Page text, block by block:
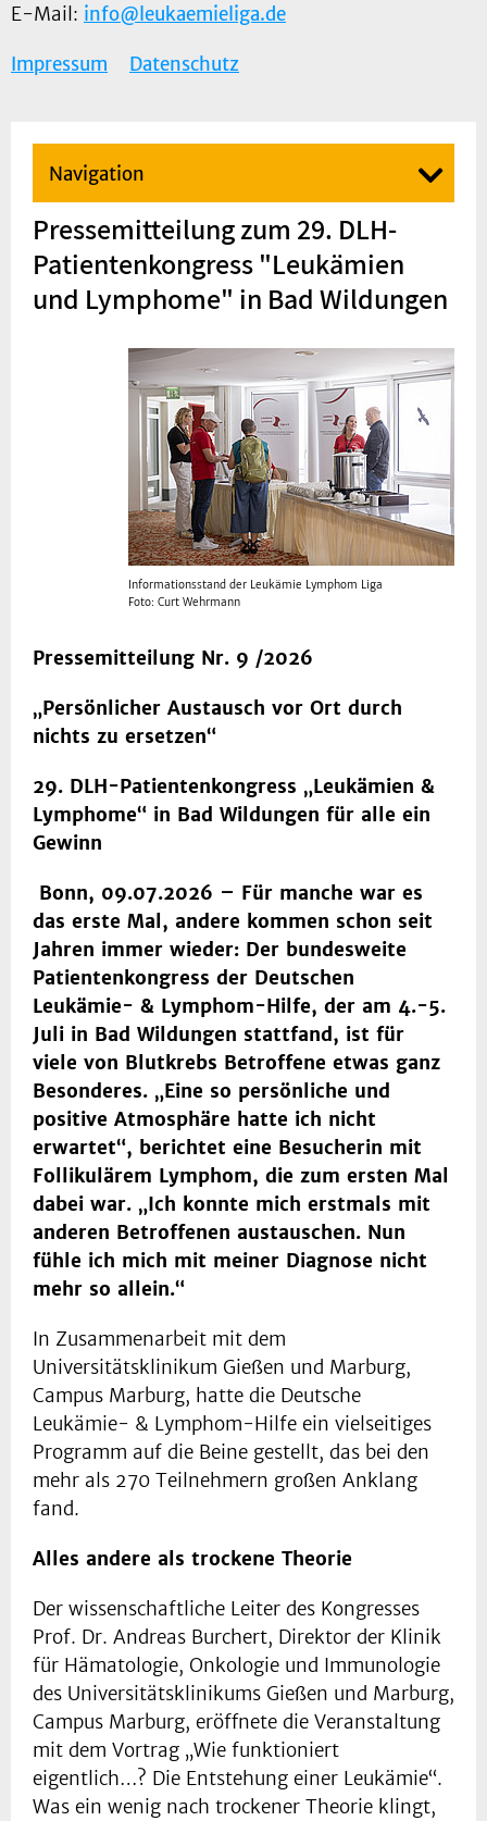
E-Mail: info@leukaemieliga.de
Impressum Datenschutz
Navigation
Pressemitteilung zum 29. DLH-
Patientenkongress "Leukämien
und Lymphome" in Bad Wildungen
Informationsstand der Leukämie Lymphom Liga
Foto: Curt Wehrmann
Pressemitteilung Nr. 9 /2026
„Persönlicher Austausch vor Ort durch
nichts zu ersetzen“
29. DLH-Patientenkongress „Leukämien &
Lymphome“ in Bad Wildungen für alle ein
Gewinn
Bonn, 09.07.2026 – Für manche war es
das erste Mal, andere kommen schon seit
Jahren immer wieder: Der bundesweite
Patientenkongress der Deutschen
Leukämie- & Lymphom-Hilfe, der am 4.-5.
Juli in Bad Wildungen stattfand, ist für
viele von Blutkrebs Betroffene etwas ganz
Besonderes. „Eine so persönliche und
positive Atmosphäre hatte ich nicht
erwartet“, berichtet eine Besucherin mit
Follikulärem Lymphom, die zum ersten Mal
dabei war. „Ich konnte mich erstmals mit
anderen Betroffenen austauschen. Nun
fühle ich mich mit meiner Diagnose nicht
mehr so allein.“
In Zusammenarbeit mit dem
Universitätsklinikum Gießen und Marburg,
Campus Marburg, hatte die Deutsche
Leukämie- & Lymphom-Hilfe ein vielseitiges
Programm auf die Beine gestellt, das bei den
mehr als 270 Teilnehmern großen Anklang
fand.
Alles andere als trockene Theorie
Der wissenschaftliche Leiter des Kongresses
Prof. Dr. Andreas Burchert, Direktor der Klinik
für Hämatologie, Onkologie und Immunologie
des Universitätsklinikums Gießen und Marburg,
Campus Marburg, eröffnete die Veranstaltung
mit dem Vortrag „Wie funktioniert
eigentlich…? Die Entstehung einer Leukämie“.
Was ein wenig nach trockener Theorie klingt,